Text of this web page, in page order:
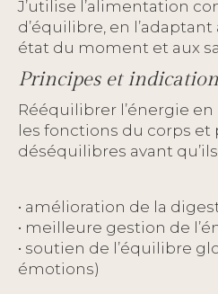
J’utilise l’alimentation
d’équilibre, en
état du moment et aux
Principes et
Rééquilibrer l’énergie
les fonctions du corps et
déséquilibres avant
• amélioration de la
• meilleure gestion de
• soutien de l’équilibre
émotions)